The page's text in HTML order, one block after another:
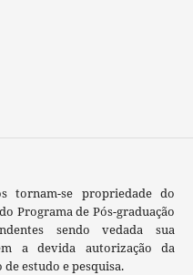
tornam-se propriedade do
Programa de Pós-graduação
sendo vedada sua
a devida autorização da
estudo e pesquisa.